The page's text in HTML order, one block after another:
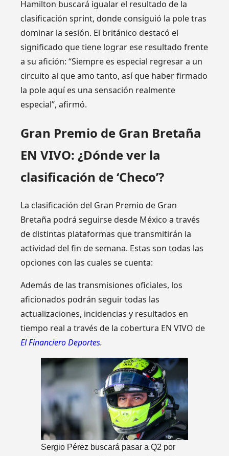
Hamilton buscará igualar el resultado de la
clasificación sprint, donde consiguió la pole tras
dominar la sesión. El británico destacó el
significado que tiene lograr ese resultado frente
a su afición: “Siempre es especial regresar a un
circuito al que amo tanto, así que haber firmado
la pole aquí es una sensación realmente
especial”, afirmó.
Gran Premio de Gran Bretaña
EN VIVO: ¿Dónde ver la
clasificación de ‘Checo’?
La clasificación del Gran Premio de Gran
Bretaña podrá seguirse desde México a través
de distintas plataformas que transmitirán la
actividad del fin de semana. Estas son todas las
opciones con las cuales se cuenta:
Además de las transmisiones oficiales, los
aficionados podrán seguir todas las
actualizaciones, incidencias y resultados en
tiempo real a través de la cobertura EN VIVO de
El Financiero Deportes.
Sergio Pérez buscará pasar a Q2 por